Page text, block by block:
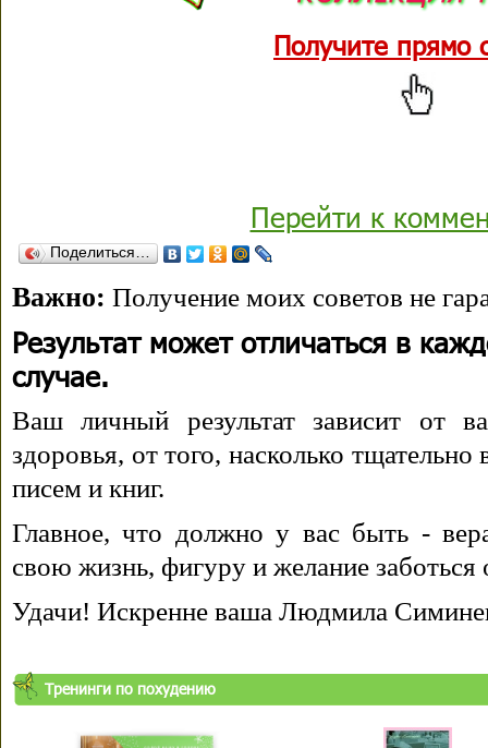
Получите прямо
Перейти к
Поделиться…
Важно: Получение моих советов не
Результат может отличаться в
случае.
Ваш личный результат зависит от
здоровья, от того, насколько
писем и книг.
Главное, что должно у вас быть -
свою жизнь, фигуру и желание заботься
Удачи! Искренне ваша Людмила
Тренинги по похудению